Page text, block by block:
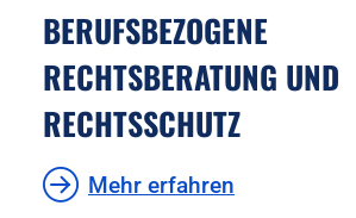
BERUFSBEZOGENE
RECHTSBERATUNG UND
RECHTSSCHUTZ
Mehr erfahren